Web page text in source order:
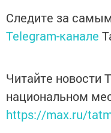
Следите за
Telegram-канале
Читайте новости
национальном
https://max.ru/